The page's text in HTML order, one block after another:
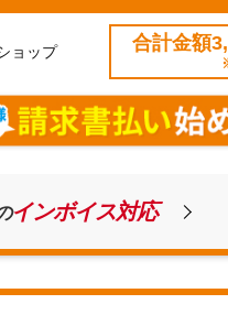
ョップ 合計金額
インボイス対応